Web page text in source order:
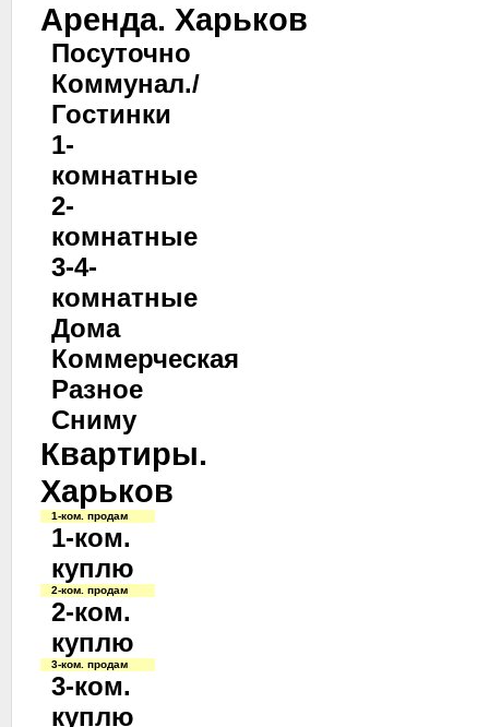
Аренда. Харьков
Посуточно
Коммунал./
Гостинки
1-
комнатные
2-
комнатные
3-4-
комнатные
Дома
Коммерческая
Разное
Сниму
Квартиры.
Харьков
1-ком. продам
1-ком.
куплю
2-ком. продам
2-ком.
куплю
3-ком. продам
3-ком.
куплю